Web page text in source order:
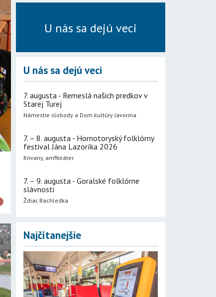
U nás sa dejú veci
U nás sa dejú veci
7. augusta - Remeslá našich predkov v
Starej Turej
Námestie slobody a Dom kultúry Javorina
7. – 8. augusta - Hornotoryský folklórny
festival Jána Lazoríka 2026
Krivany, amfiteáter
7. – 9. augusta - Goralské folklórne
slávnosti
Ždiar, Bachledka
Najčítanejšie